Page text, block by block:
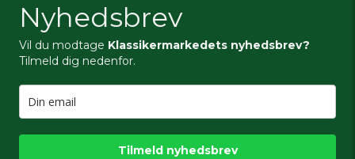
Nyhedsbrev
Vil du modtage Klassikermarkedets nyhedsbrev?
Tilmeld dig nedenfor.
Tilmeld nyhedsbrev